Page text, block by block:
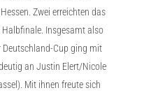
Zwei erreichten das
Insgesamt also
Deutschland-Cup ging mit
an Justin Elert/Nicole
Mit ihnen freute sich